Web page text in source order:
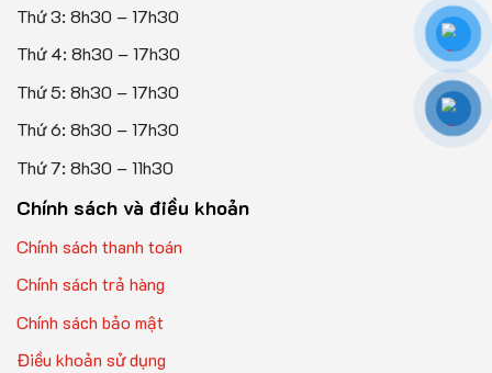
Thứ 3: 8h30 – 17h30
Thứ 4: 8h30 – 17h30
Thứ 5: 8h30 – 17h30
Thứ 6: 8h30 – 17h30
Thứ 7: 8h30 – 11h30
Chính sách và điều khoản
Chính sách thanh toán
Chính sách trả hàng
Chính sách bảo mật
Điều khoản sử dụng